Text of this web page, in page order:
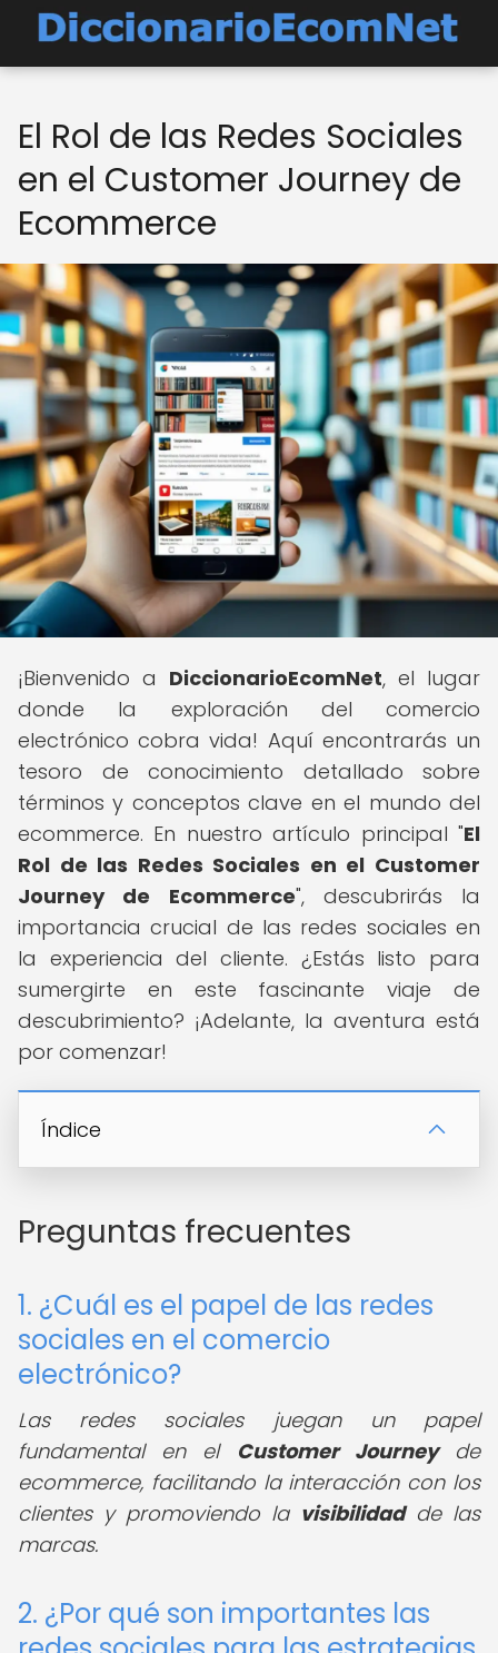
El Rol de las Redes Sociales
en el Customer Journey de
Ecommerce
¡Bienvenido a DiccionarioEcomNet, el lugar
donde la exploración del comercio
electrónico cobra vida! Aquí encontrarás un
tesoro de conocimiento detallado sobre
términos y conceptos clave en el mundo del
ecommerce. En nuestro artículo principal "El
Rol de las Redes Sociales en el Customer
Journey de Ecommerce", descubrirás la
importancia crucial de las redes sociales en
la experiencia del cliente. ¿Estás listo para
sumergirte en este fascinante viaje de
descubrimiento? ¡Adelante, la aventura está
por comenzar!
Índice
Preguntas frecuentes
1. ¿Cuál es el papel de las redes
sociales en el comercio
electrónico?
Las redes sociales juegan un papel
fundamental en el Customer Journeyde
ecommerce, facilitando la interacción con los
clientes y promoviendo la visibilidadde las
marcas.
2. ¿Por qué son importantes las